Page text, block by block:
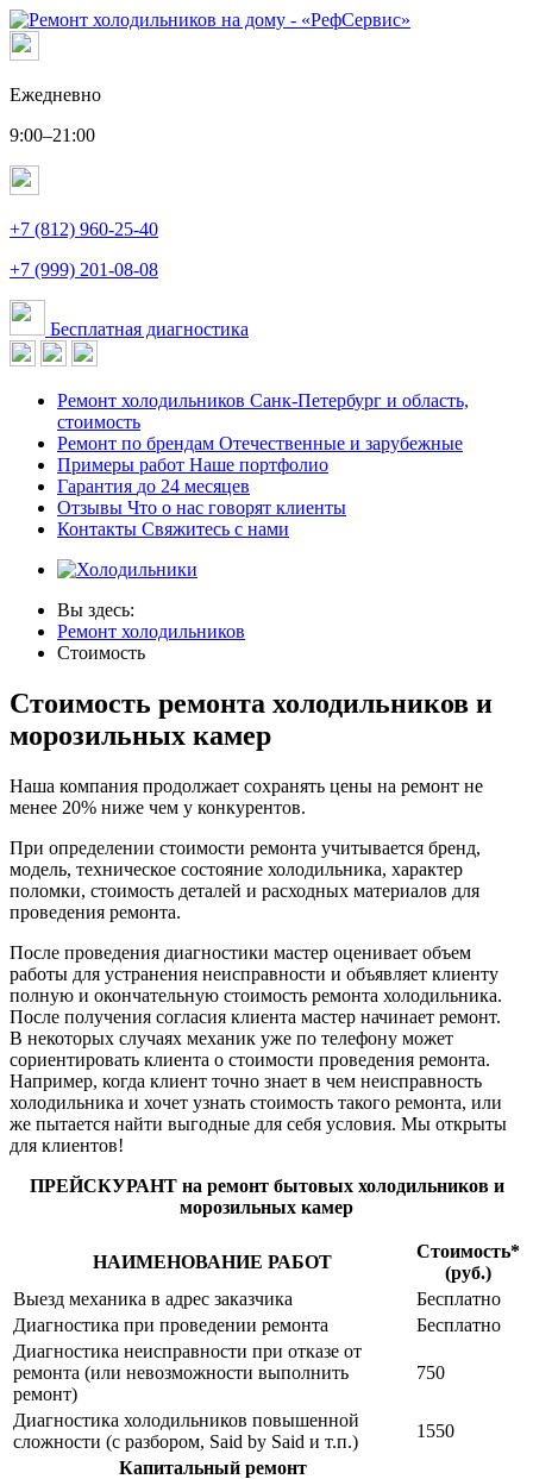
Ежедневно
9:00–21:00
+7 (812) 960-25-40
+7 (999) 201-08-08
Бесплатная диагностика
Ремонт холодильников Санк-Петербург и область,
стоимость
Ремонт по брендам Отечественные и зарубежные
Примеры работ Наше портфолио
Гарантия до 24 месяцев
Отзывы Что о нас говорят клиенты
Контакты Свяжитесь с нами
Вы здесь:
Ремонт холодильников
Стоимость
Стоимость ремонта холодильников и
морозильных камер
Наша компания продолжает сохранять цены на ремонт не
менее 20% ниже чем у конкурентов.
При определении стоимости ремонта учитывается бренд,
модель, техническое состояние холодильника, характер
поломки, стоимость деталей и расходных материалов для
проведения ремонта.
После проведения диагностики мастер оценивает объем
работы для устранения неисправности и объявляет клиенту
полную и окончательную стоимость ремонта холодильника.
После получения согласия клиента мастер начинает ремонт.
В некоторых случаях механик уже по телефону может
сориентировать клиента о стоимости проведения ремонта.
Например, когда клиент точно знает в чем неисправность
холодильника и хочет узнать стоимость такого ремонта, или
же пытается найти выгодные для себя условия. Мы открыты
для клиентов!
ПРЕЙСКУРАНТ на ремонт бытовых холодильников и
морозильных камер
НАИМЕНОВАНИЕ РАБОТ
Стоимость*
(руб.)
Выезд механика в адрес заказчика
Бесплатно
Диагностика при проведении ремонта
Бесплатно
Диагностика неисправности при отказе от
ремонта (или невозможности выполнить
ремонт)
750
Диагностика холодильников повышенной
сложности (с разбором, Said by Said и т.п.)
1550
Капитальный ремонт